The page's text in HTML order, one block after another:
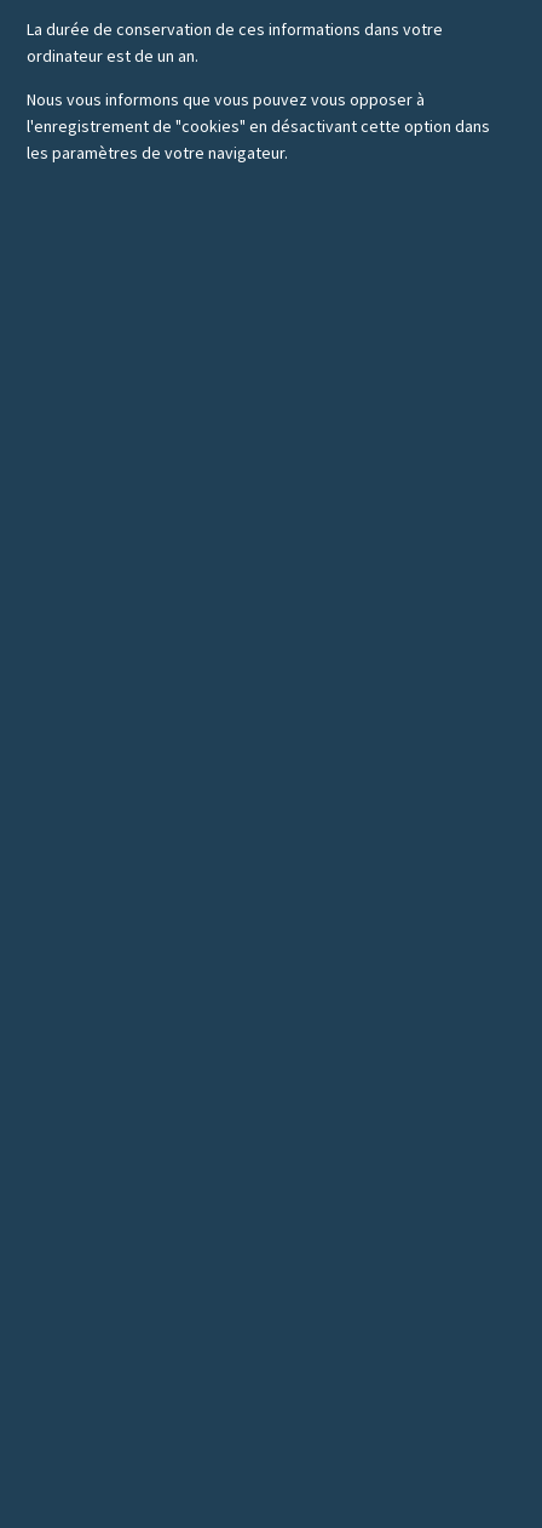
La durée de conservation de ces informations dans votre
ordinateur est de un an.
Nous vous informons que vous pouvez vous opposer à
l'enregistrement de "cookies" en désactivant cette option dans
les paramètres de votre navigateur.